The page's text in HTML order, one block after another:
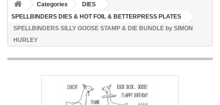
Categories
DIES
SPELLBINDERS DIES & HOT FOIL & BETTERPRESS PLATES
SPELLBINDERS SILLY GOOSE STAMP & DIE BUNDLE by SIMON
HURLEY